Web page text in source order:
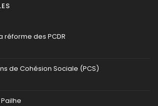
réforme des PCDR
de Cohésion Sociale (PCS)